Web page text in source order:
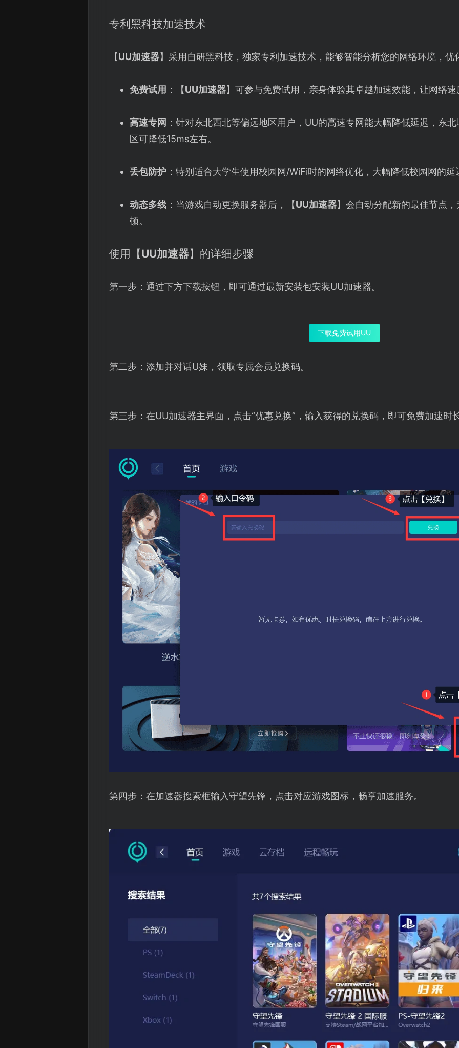
专利黑科技加速技术
【UU加速器】采用自研黑科技，独家专利加速技术，能够智能分析您的网络环境，优
免费试用 ：【UU加速器】可参与免费试用，亲身体验其卓越加速效能，让网络
高速专网 ：针对东北西北等偏远地区用户，UU的高速专网能大幅降低延迟，东
区可降低15ms左右。
丢包防护：特别适合大学生使用校园网/WiFi时的网络优化，大幅降低校园网的
动态多线：当游戏自动更换服务器后，【UU加速器】会自动分配新的最佳节点
顿。
使用【UU加速器】的详细步骤
第一步：通过下方下载按钮，即可通过最新安装包安装UU加速器。
下载免费试用UU
第二步：添加并对话U妹，领取专属会员兑换码。
第三步：在UU加速器主界面，点击“优惠兑换”，输入获得的兑换码，即可免费加速时
第四步：在加速器搜索框输入守望先锋，点击对应游戏图标，畅享加速服务。